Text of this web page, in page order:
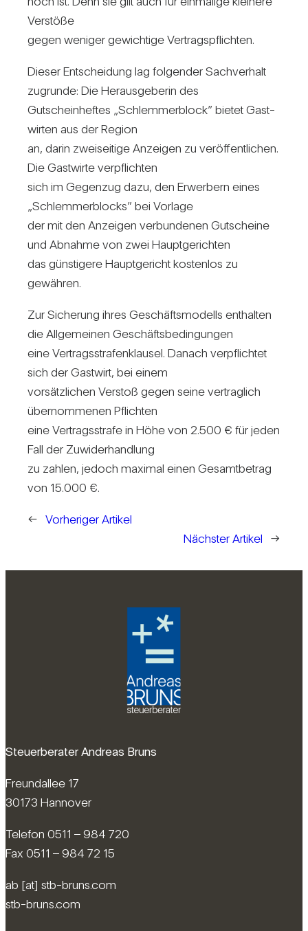
Ver­stöße
gegen weniger gewich­tige Ver­trags­pflichten.
Dieser Ent­schei­dung lag fol­gender Sach­ver­halt
zugrunde: Die Her­aus­ge­berin des
Gut­schein­heftes „Schlem­mer­block” bietet Gast­
wirten aus der Region
an, darin zwei­sei­tige Anzeigen zu ver­öf­fent­li­chen.
Die Gast­wirte ver­pflichten
sich im Gegenzug dazu, den Erwer­bern eines
„Schlem­mer­blocks” bei Vor­lage
der mit den Anzeigen ver­bun­denen Gut­scheine
und Abnahme von zwei Haupt­ge­richten
das güns­ti­gere Haupt­ge­richt kos­tenlos zu
gewähren.
Zur Siche­rung ihres Geschäfts­mo­dells ent­halten
die All­ge­meinen Geschäfts­be­din­gungen
eine Ver­trags­stra­fen­klausel. Danach ver­pflichtet
sich der Gast­wirt, bei einem
vor­sätz­li­chen Ver­stoß gegen seine ver­trag­lich
über­nom­menen Pflichten
eine Ver­trags­strafe in Höhe von 2.500 € für jeden
Fall der Zuwi­der­hand­lung
zu zahlen, jedoch maximal einen Gesamt­be­trag
von 15.000 €.
← Vorheriger Artikel
Nächster Artikel
→
Steuerberater Andreas Bruns
Freundallee 17
30173 Hannover
Telefon 0511 – 984 720
Fax 0511 – 984 72 15
ab [at] stb-bruns.com
stb-bruns.com